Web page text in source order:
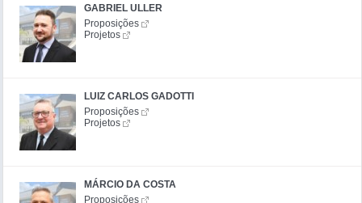
GABRIEL ULLER
Proposições
Projetos
LUIZ CARLOS GADOTTI
Proposições
Projetos
MÁRCIO DA COSTA
Proposições